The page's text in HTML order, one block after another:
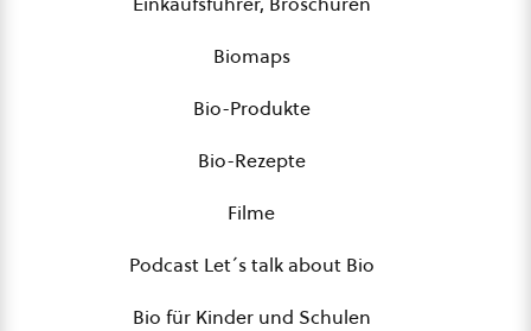
Biomaps
Bio-Produkte
Bio-Rezepte
Filme
Podcast Let´s talk about Bio
Bio für Kinder und Schulen